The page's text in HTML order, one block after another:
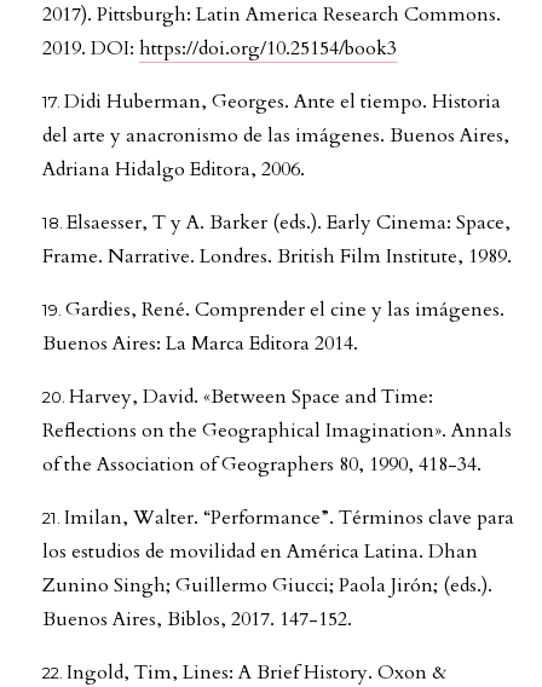
2017). Pittsburgh: Latin America Research Commons.
2019. DOI: https://doi.org/10.25154/book3
Didi Huberman, Georges. Ante el tiempo. Historia
del arte y anacronismo de las imágenes. Buenos Aires,
Adriana Hidalgo Editora, 2006.
Elsaesser, T y A. Barker (eds.). Early Cinema: Space,
Frame. Narrative. Londres. British Film Institute, 1989.
Gardies, René. Comprender el cine y las imágenes.
Buenos Aires: La Marca Editora 2014.
Harvey, David. «Between Space and Time:
Reflections on the Geographical Imagination». Annals
of the Association of Geographers 80, 1990, 418-34.
Imilan, Walter. “Performance”. Términos clave para
los estudios de movilidad en América Latina. Dhan
Zunino Singh; Guillermo Giucci; Paola Jirón; (eds.).
Buenos Aires, Biblos, 2017. 147-152.
Ingold, Tim, Lines: A Brief History. Oxon &